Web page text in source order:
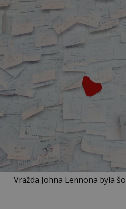
Vražda Johna Lennona byla